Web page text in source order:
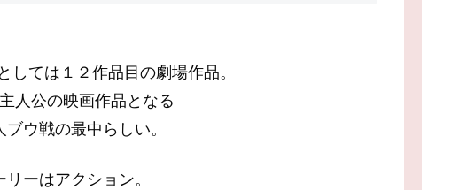
しては１２作品目の劇場作品。
人公の映画作品となる
ウ戦の最中らしい。
ーはアクション。